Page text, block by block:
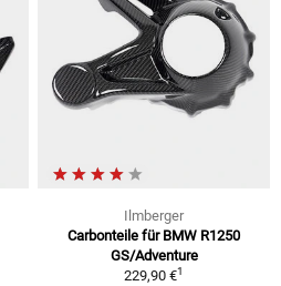
Ilmberger
Carbonteile für BMW R1250
GS/Adventure
229,90 €1